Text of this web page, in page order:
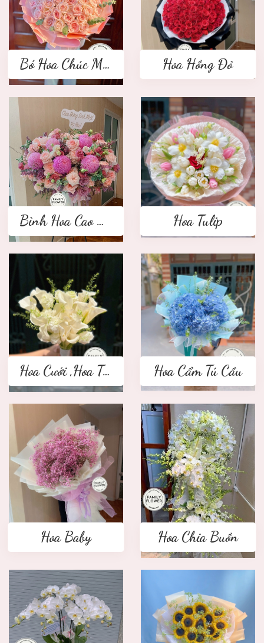
Bó Hoa Chúc Mừng Hoa Hồng Đỏ
Bình Hoa Cao Cấp Hoa Tulip
Hoa Cưới ,Hoa Tay Cầm Cô Dâu Hoa Cẩm Tú Cầu
Hoa Baby Hoa Chia Buồn